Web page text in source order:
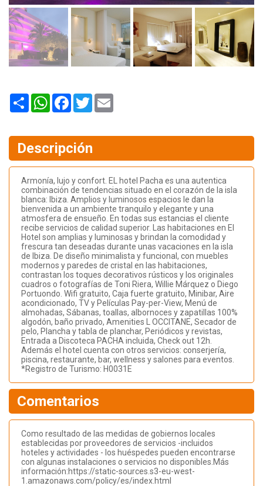
Share WhatsAppFacebook
Twitter
Descripción
Armonía, lujo y confort. EL hotel Pacha es una autentica
combinación de tendencias situado en el corazón de la isla
blanca: Ibiza. Amplios y luminosos espacios le dan la
bienvenida a un ambiente tranquilo y elegante y una
atmosfera de ensueño. En todas sus estancias el cliente
recibe servicios de calidad superior. Las habitaciones en El
Hotel son amplias y luminosas y brindan la comodidad y
frescura tan deseadas durante unas vacaciones en la isla
de Ibiza. De diseño minimalista y funcional, con muebles
modernos y paredes de cristal en las habitaciones,
contrastan los toques decorativos rústicos y los originales
cuadros o fotografías de Toni Riera, Willie Márquez o Diego
Portuondo. Wifi gratuito, Caja fuerte gratuito, Minibar, Aire
acondicionado, TV y Películas Pay-per-View, Menú de
almohadas, Sábanas, toallas, albornoces y zapatillas 100%
algodón, baño privado, Amenities L OCCITANE, Secador de
pelo, Plancha y tabla de planchar, Periódicos y revistas,
Entrada a Discoteca PACHA incluida, Check out 12h.
Además el hotel cuenta con otros servicios: conserjería,
piscina, restaurante, bar, wellness y salones para eventos.
*Registro de Turismo: H0031E
Comentarios
Como resultado de las medidas de gobiernos locales
establecidas por proveedores de servicios -incluidos
hoteles y actividades - los huéspedes pueden encontrarse
con algunas instalaciones o servicios no disponibles.Más
información:https://static-sources.s3-eu-west-
1.amazonaws.com/policy/es/index.html